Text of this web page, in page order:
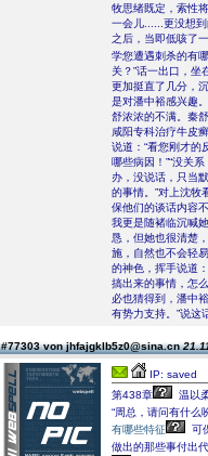
牧思绪既定，索性
一会儿......更没想
之后，当即低咳了
学您遭遇刺杀的有
关？”话一出口，
更加挺直了几分，
是对潘中裕感兴趣
舒浓浓的不满。秦
咸阳专科治疗牛皮
说道：“看您刚才的
哪些病因！”“没关
办，没说话，只当
的事情。”对上沈牧
保他们的谈话内容
我更是随褚临沉喊
恳，但她也很清楚
施，自然也不会轻
的神色，挥手说道
搞出来的事情，怎
必也猜得到，潘中
有势力支持。”说这
#77303 von jhfajgklb5z0@sina.cn
IP: saved
第438章
温以
“周总，请问有什么
有哪些特征
可
做出的那些事付出